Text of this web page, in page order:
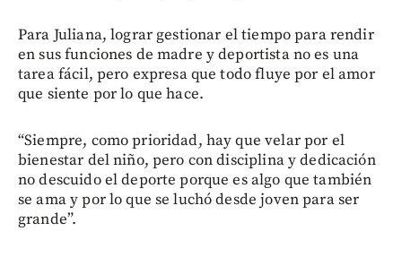
Para Juliana, lograr gestionar el tiempo para rendir
en sus funciones de madre y deportista no es una
tarea fácil, pero expresa que todo fluye por el amor
que siente por lo que hace.
“Siempre, como prioridad, hay que velar por el
bienestar del niño, pero con disciplina y dedicación
no descuido el deporte porque es algo que también
se ama y por lo que se luchó desde joven para ser
grande”.